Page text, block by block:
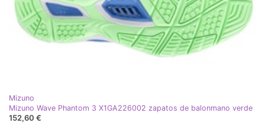
Mizuno
Mizuno Wave Phantom 3 X1GA226002 zapatos de balonmano verde
152,60 €